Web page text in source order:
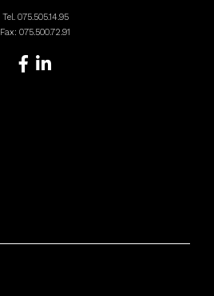
Tel. 075.505.14.95
Fax: 075.500.72.91